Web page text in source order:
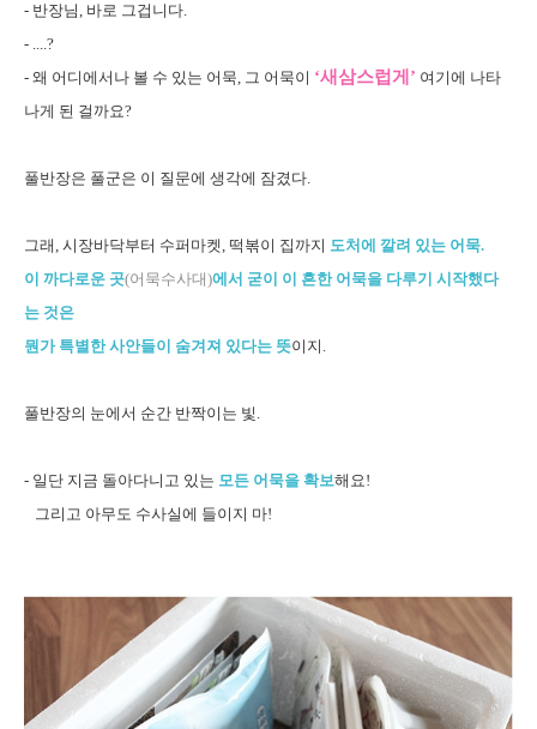
- 반장님, 바로 그겁니다.
- ....?
- 왜 어디에서나 볼 수 있는 어묵, 그 어묵이 ‘새삼스럽게’ 여기에 나타
나게 된 걸까요?
풀반장은 풀군은 이 질문에 생각에 잠겼다.
그래, 시장바닥부터 수퍼마켓, 떡볶이 집까지 도처에 깔려 있는 어묵.
이 까다로운 곳(어묵수사대)에서 굳이 이 흔한 어묵을 다루기 시작했다
는 것은
뭔가 특별한 사안들이 숨겨져 있다는 뜻이지.
풀반장의 눈에서 순간 반짝이는 빛.
- 일단 지금 돌아다니고 있는 모든 어묵을 확보해요!
그리고 아무도 수사실에 들이지 마!